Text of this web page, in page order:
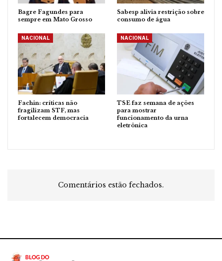
Bagre Fagundes para
sempre em Mato Grosso
Sabesp alivia restrição sobre
consumo de água
NACIONAL
Fachin: críticas não
fragilizam STF, mas
fortalecem democracia
NACIONAL
TSE faz semana de ações
para mostrar
funcionamento da urna
eletrônica
Comentários estão fechados.